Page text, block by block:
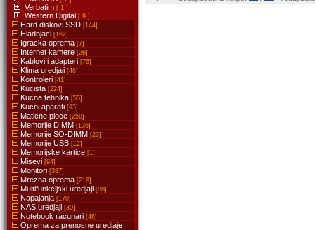
Verbatim [ 1 ]
Western Digital [ 9 ]
Hard diskovi SSD [144]
Hladnjaci [162]
Igracka oprema [7]
Internet kamere [26]
Kablovi i adapteri [76]
Klima uredjaji [48]
Kontroleri [41]
Kucista [224]
Kucna tehnika [55]
Kucni aparati [93]
Maticne ploce [258]
Memorije DIMM [136]
Memorije SO-DIMM [23]
Memorije USB [12]
Memorijske kartice [1]
Misevi [94]
Monitori [387]
Mrezna oprema [216]
Multifunkcijski uredjaji [88]
Napajanja [170]
NAS uredjaji [30]
Notebook racunari [46]
Oprema za prenosne uredjaje